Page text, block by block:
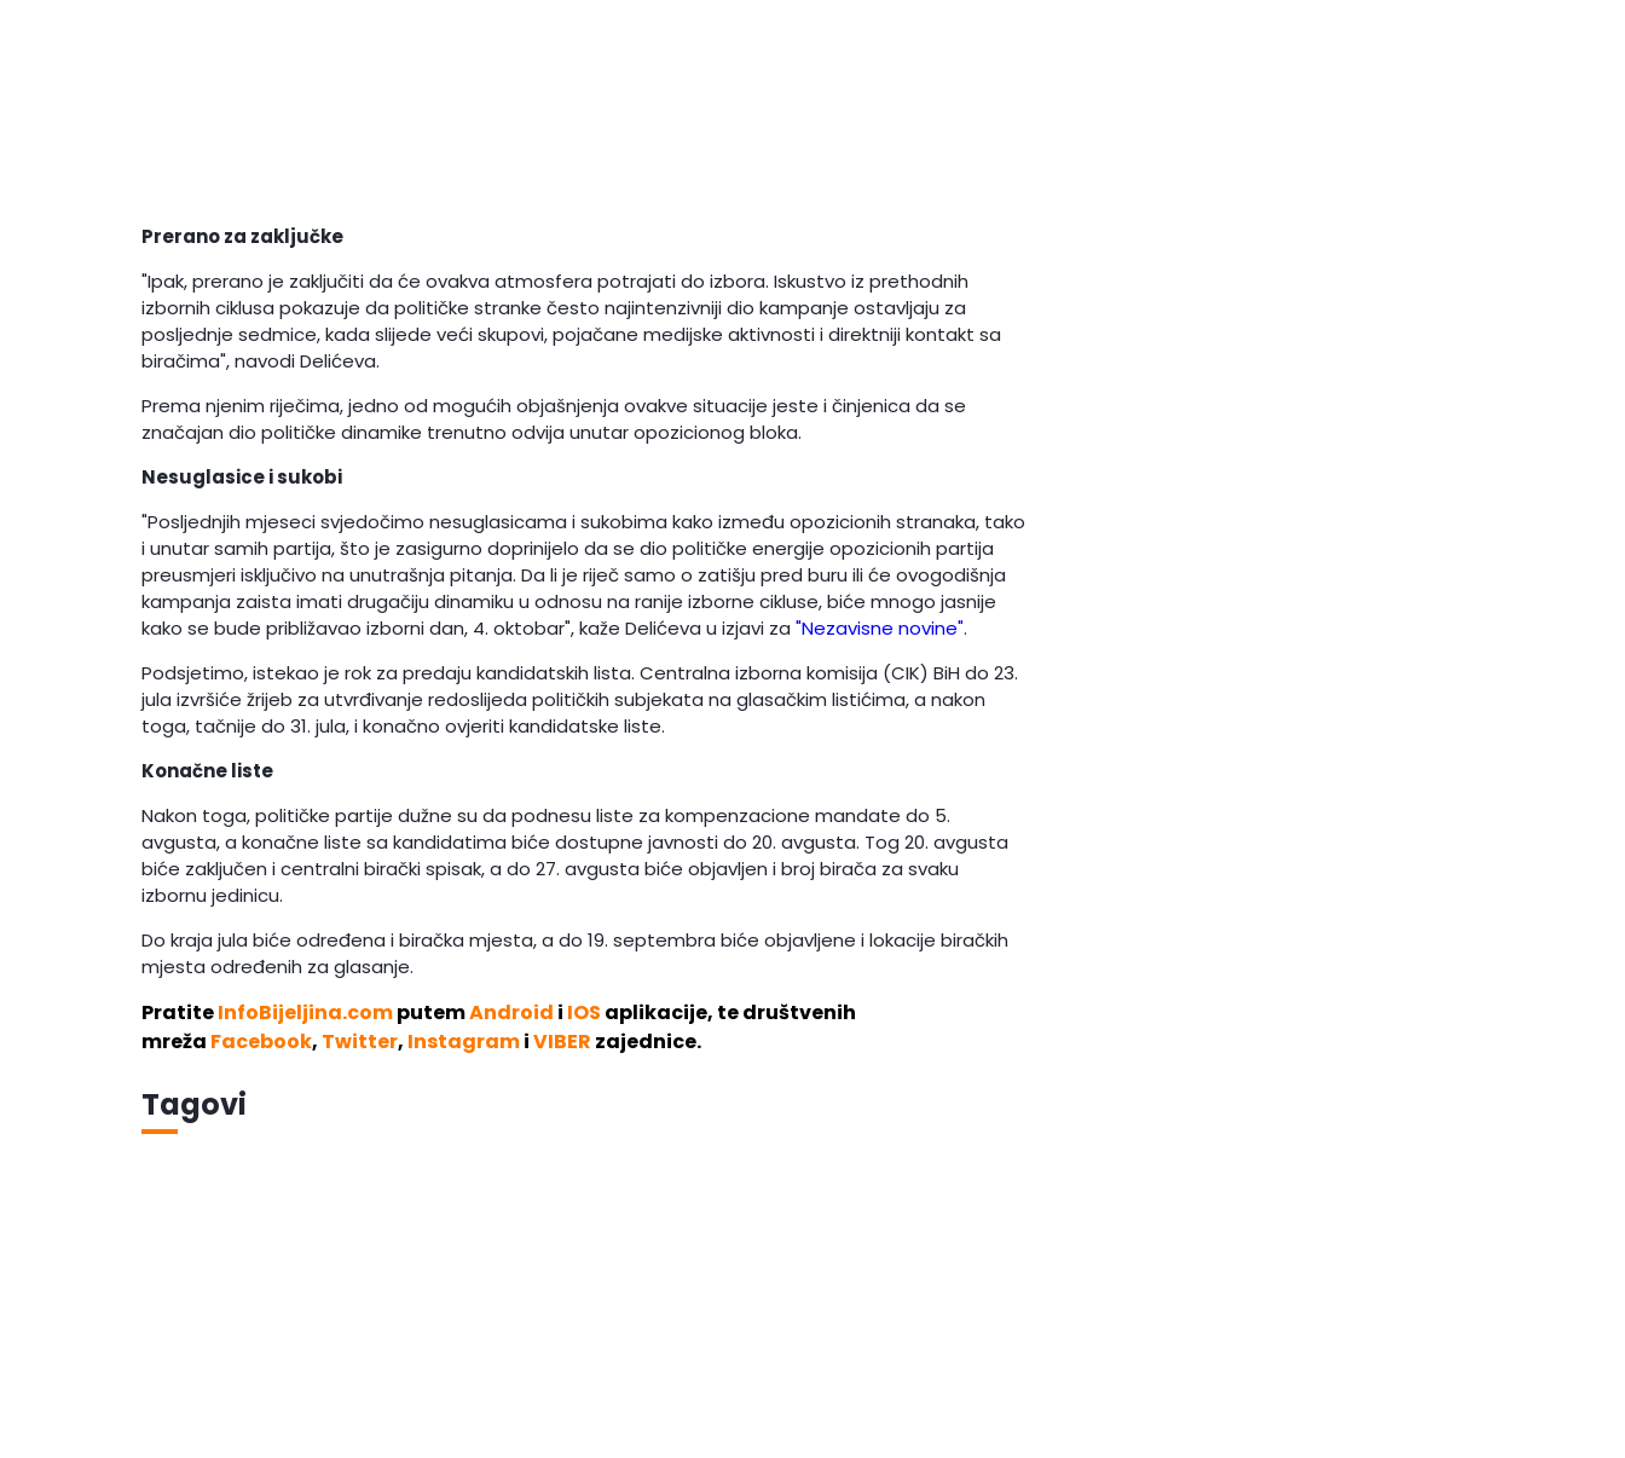
Prerano za zaključke
"Ipak, prerano je zaključiti da će ovakva atmosfera potrajati do izbora. Iskustvo iz prethodnih
izbornih ciklusa pokazuje da političke stranke često najintenzivniji dio kampanje ostavljaju za
posljednje sedmice, kada slijede veći skupovi, pojačane medijske aktivnosti i direktniji kontakt sa
biračima", navodi Delićeva.
Prema njenim riječima, jedno od mogućih objašnjenja ovakve situacije jeste i činjenica da se
značajan dio političke dinamike trenutno odvija unutar opozicionog bloka.
Nesuglasice i sukobi
"Posljednjih mjeseci svjedočimo nesuglasicama i sukobima kako između opozicionih stranaka, tako
i unutar samih partija, što je zasigurno doprinijelo da se dio političke energije opozicionih partija
preusmjeri isključivo na unutrašnja pitanja. Da li je riječ samo o zatišju pred buru ili će ovogodišnja
kampanja zaista imati drugačiju dinamiku u odnosu na ranije izborne cikluse, biće mnogo jasnije
kako se bude približavao izborni dan, 4. oktobar", kaže Delićeva u izjavi za "Nezavisne novine".
Podsjetimo, istekao je rok za predaju kandidatskih lista. Centralna izborna komisija (CIK) BiH do 23.
jula izvršiće žrijeb za utvrđivanje redoslijeda političkih subjekata na glasačkim listićima, a nakon
toga, tačnije do 31. jula, i konačno ovjeriti kandidatske liste.
Konačne liste
Nakon toga, političke partije dužne su da podnesu liste za kompenzacione mandate do 5.
avgusta, a konačne liste sa kandidatima biće dostupne javnosti do 20. avgusta. Tog 20. avgusta
biće zaključen i centralni birački spisak, a do 27. avgusta biće objavljen i broj birača za svaku
izbornu jedinicu.
Do kraja jula biće određena i biračka mjesta, a do 19. septembra biće objavljene i lokacije biračkih
mjesta određenih za glasanje.
PratiteInfoBijeljina.computemAndroid i IOS aplikacije, te društvenih
mreža Facebook, Twitter, InstagramiVIBER zajednice.
Tagovi